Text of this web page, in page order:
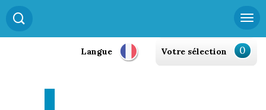
Langue Votre sélection 0